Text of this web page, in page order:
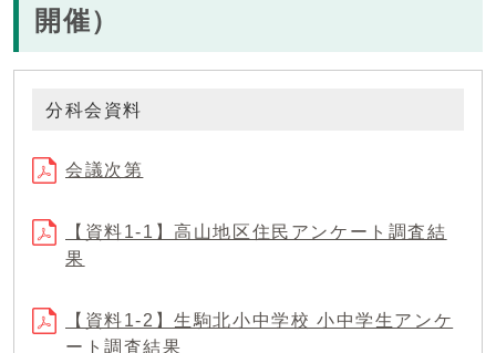
開催）
分科会資料
会議次第
【資料1-1】高山地区住民アンケート調査結
果
【資料1-2】生駒北小中学校 小中学生アンケ
ート調査結果